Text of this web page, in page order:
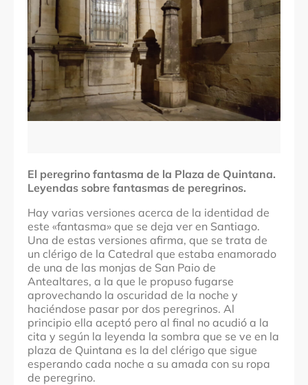
Localidades
Santiago de Compostela
Denominación
El peregrino fantasma de la Plaza de Quintana
El peregrino fantasma de la Plaza de Quintana.
Leyendas sobre fantasmas de peregrinos.
Hay varias versiones acerca de la identidad de
este «fantasma» que se deja ver en Santiago.
Una de estas versiones afirma, que se trata de
un clérigo de la Catedral que estaba enamorado
de una de las monjas de San Paio de
Antealtares, a la que le propuso fugarse
aprovechando la oscuridad de la noche y
haciéndose pasar por dos peregrinos. Al
principio ella aceptó pero al final no acudió a la
cita y según la leyenda la sombra que se ve en la
plaza de Quintana es la del clérigo que sigue
esperando cada noche a su amada con su ropa
de peregrino.